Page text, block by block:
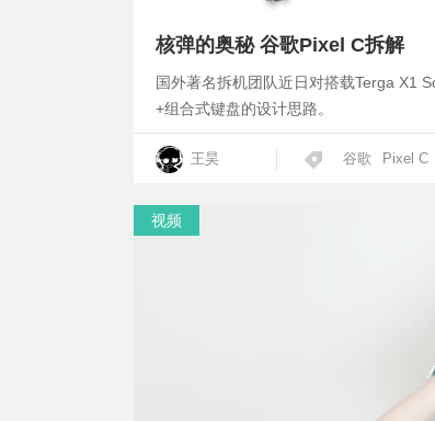
核弹的奥秘 谷歌Pixel C拆解
国外著名拆机团队近日对搭载Terga X1
+组合式键盘的设计思路。
王昊 谷歌 Pixel C
视频